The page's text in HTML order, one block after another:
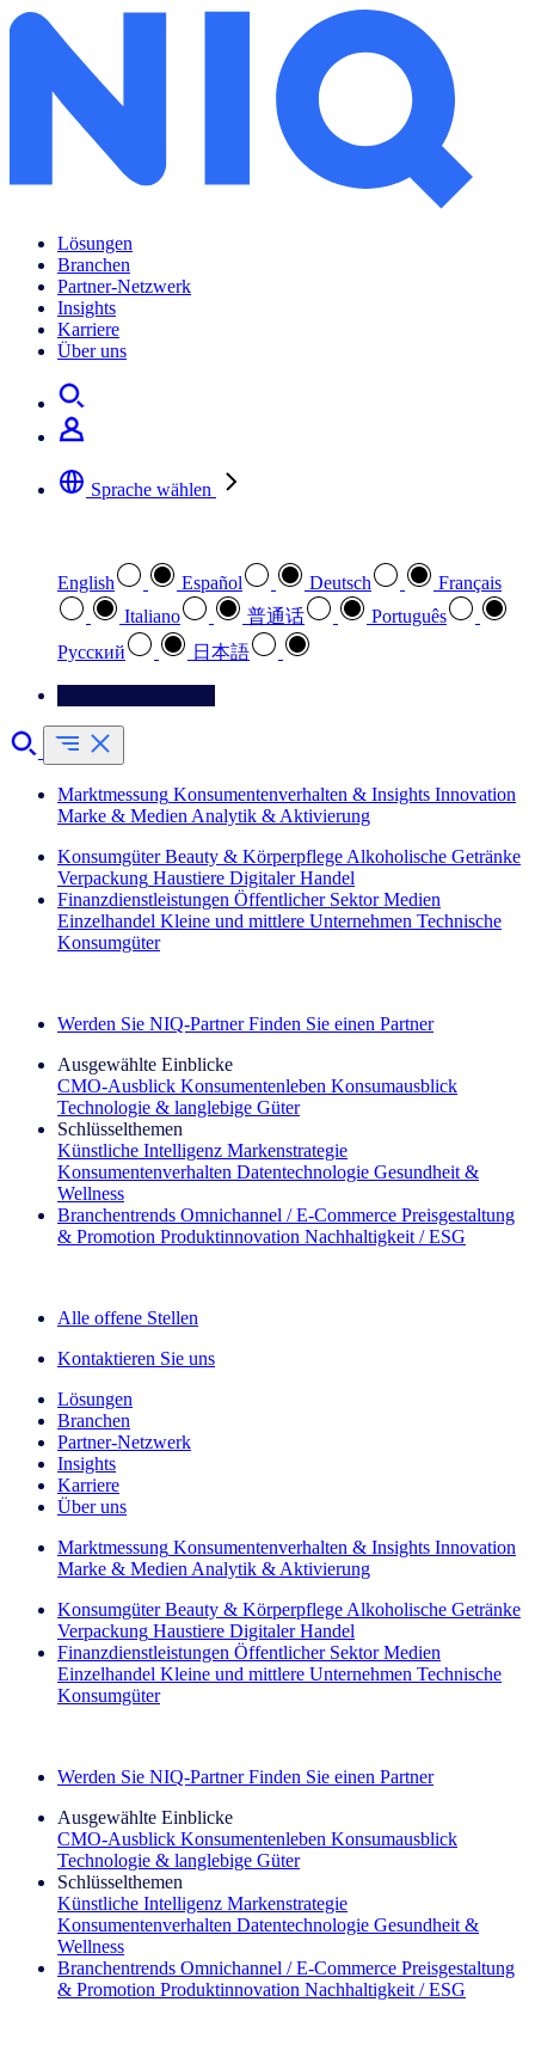
Lösungen
Branchen
Partner-Netzwerk
Insights
Karriere
Über uns
Sprache wählen
English Español Deutsch
Français
Italiano
普通话
Português
Pусский
日本語
Marktmessung Konsumentenverhalten & Insights Innovation
Marke & Medien Analytik & Aktivierung
Konsumgüter Beauty & Körperpflege Alkoholische Getränke
Verpackung Haustiere Digitaler Handel
Finanzdienstleistungen Öffentlicher Sektor Medien
Einzelhandel Kleine und mittlere Unternehmen Technische
Konsumgüter
Werden Sie NIQ-Partner Finden Sie einen Partner
Ausgewählte Einblicke
CMO‑Ausblick Konsumentenleben Konsumausblick
Technologie & langlebige Güter
Schlüsselthemen
Künstliche Intelligenz Markenstrategie
Konsumentenverhalten Datentechnologie Gesundheit &
Wellness
Branchentrends Omnichannel / E‑Commerce Preisgestaltung
& Promotion Produktinnovation Nachhaltigkeit / ESG
Alle offene Stellen
Kontaktieren Sie uns
Lösungen
Branchen
Partner-Netzwerk
Insights
Karriere
Über uns
Marktmessung Konsumentenverhalten & Insights Innovation
Marke & Medien Analytik & Aktivierung
Konsumgüter Beauty & Körperpflege Alkoholische Getränke
Verpackung Haustiere Digitaler Handel
Finanzdienstleistungen Öffentlicher Sektor Medien
Einzelhandel Kleine und mittlere Unternehmen Technische
Konsumgüter
Werden Sie NIQ-Partner Finden Sie einen Partner
Ausgewählte Einblicke
CMO‑Ausblick Konsumentenleben Konsumausblick
Technologie & langlebige Güter
Schlüsselthemen
Künstliche Intelligenz Markenstrategie
Konsumentenverhalten Datentechnologie Gesundheit &
Wellness
Branchentrends Omnichannel / E‑Commerce Preisgestaltung
& Promotion Produktinnovation Nachhaltigkeit / ESG